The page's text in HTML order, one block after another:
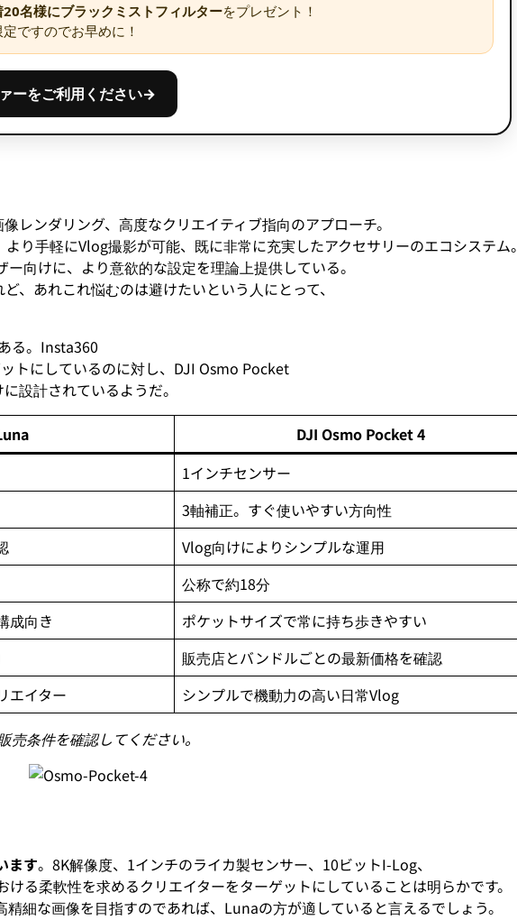
20名様にブラックミストフィルターをプレゼント！
ですのでお早めに！
ーをご利用ください→
レンダリング、高度なクリエイティブ指向のアプローチ。
り手軽にVlog撮影が可能、既に非常に充実したアクセサリーのエコシステム。
向けに、より意欲的な設定を理論上提供している。
、あれこれ悩むのは避けたいという人にとって、
る。Insta360
トにしているのに対し、DJI Osmo Pocket
設計されているようだ。
DJI Osmo Pocket 4
1インチセンサー
3軸補正。すぐ使いやすい方向性
Vlog向けによりシンプルな運用
公称で約18分
成向き
ポケットサイズで常に持ち歩きやすい
販売店とバンドルごとの最新価格を確認
エイター シンプルで機動力の高い日常Vlog
条件を確認してください。
ます。8K解像度、1インチのライカ製センサー、10ビットI-Log、
る柔軟性を求めるクリエイターをターゲットにしていることは明らかです。
細な画像を目指すのであれば、Lunaの方が適していると言えるでしょう。